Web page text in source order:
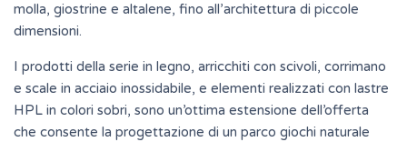
molla, giostrine e altalene, fino all’architettura di piccole
dimensioni.
I prodotti della serie in legno, arricchiti con scivoli, corrimano
e scale in acciaio inossidabile, e elementi realizzati con lastre
HPL in colori sobri, sono un’ottima estensione dell’offerta
che consente la progettazione di un parco giochi naturale